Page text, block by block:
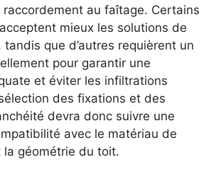
raccordement au faîtage. Certains
mieux les solutions de
que d’autres requièrent un
pour garantir une
et éviter les infiltrations
des fixations et des
devra donc suivre une
avec le matériau de
la géométrie du toit.